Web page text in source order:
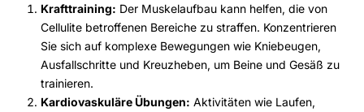
Krafttraining: Der Muskelaufbau kann helfen, die von
Cellulite betroffenen Bereiche zu straffen. Konzentrieren
Sie sich auf komplexe Bewegungen wie Kniebeugen,
Ausfallschritte und Kreuzheben, um Beine und Gesäß zu
trainieren.
Kardiovaskuläre Übungen: Aktivitäten wie Laufen,